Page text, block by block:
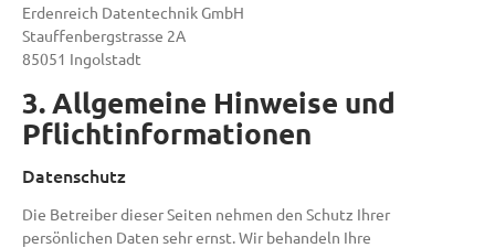
Erdenreich Datentechnik GmbH
Stauffenbergstrasse 2A
85051 Ingolstadt
3. Allgemeine Hinweise und
Pflicht­informationen
Datenschutz
Die Betreiber dieser Seiten nehmen den Schutz Ihrer
persönlichen Daten sehr ernst. Wir behandeln Ihre